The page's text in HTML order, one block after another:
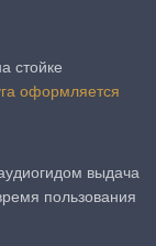
стойке
оформляется
выдача
пользования